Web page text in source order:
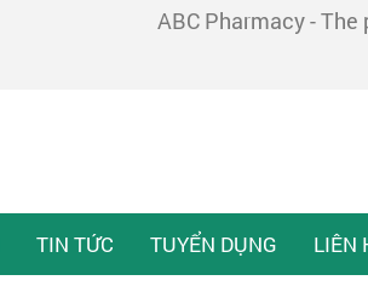
ABC Pharmacy -
TIN TỨC TUYỂN DỤNG LIÊN